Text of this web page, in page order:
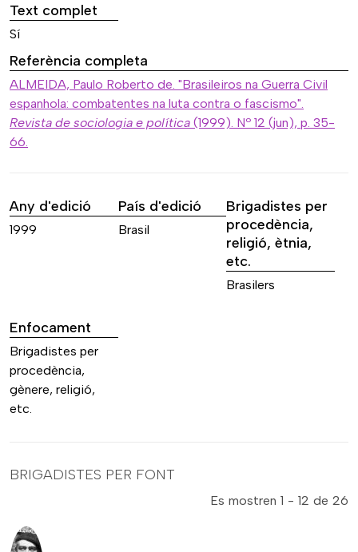
Text complet
Sí
Referència completa
ALMEIDA, Paulo Roberto de. "Brasileiros na Guerra Civil
espanhola: combatentes na luta contra o fascismo".
Revista de sociologia e política (1999). Nº 12 (jun), p. 35-
66.
Any d'edició
1999
País d'edició
Brasil
Brigadistes per
procedència,
religió, ètnia,
etc.
Brasilers
Enfocament
Brigadistes per
procedència,
gènere, religió,
etc.
BRIGADISTES PER FONT
Es mostren 1 - 12 de 26